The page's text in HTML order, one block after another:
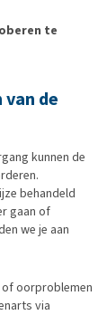
te
de
kunnen de
behandeld
gaan of
we je aan
oorproblemen
via